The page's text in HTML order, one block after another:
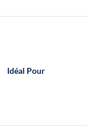
Idéal Pour